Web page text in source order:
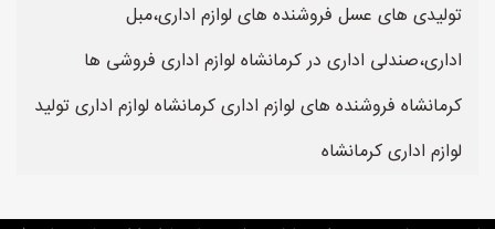
تولیدی های عسل فروشنده های لوازم اداری،مبل
اداری،صندلی اداری در کرمانشاه لوازم اداری فروشی ها
کرمانشاه فروشنده های لوازم اداری کرمانشاه لوازم اداری تولید
لوازم اداری کرمانشاه